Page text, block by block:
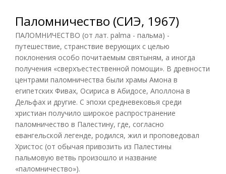
Паломничество (СИЭ, 1967)
ПАЛОМНИЧЕСТВО (от лат. palma - пальма) -
путешествие, странствие верующих с целью
поклонения особо почитаемым святыням, а иногда
получения «сверхъестественной помощи». В древности
центрами паломничества были храмы Амона в
египетских Фивах, Осириса в Абидосе, Аполлона в
Дельфах и другие. С эпохи средневековья среди
христиан получило широкое распространение
паломничество в Палестину, где, согласно
евангельской легенде, родился, жил и проповедовал
Христос (от обычая привозить из Палестины
пальмовую ветвь произошло и название
«паломничество»).